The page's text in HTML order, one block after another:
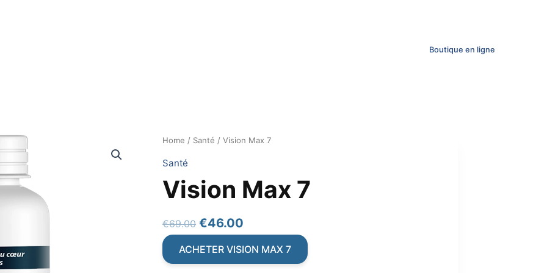
Boutique en ligne
Home / Santé / Vision Max 7
Santé
Vision Max 7
€69.00 Original
was:
€46.00
is:
ACHETER VISION MAX 7